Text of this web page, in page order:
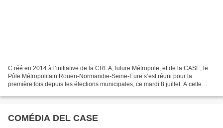
C réé en 2014 à l’initiative de la CREA, future Métropole, et de la CASE, le
Pôle Métropolitain Rouen-Normandie-Seine-Eure s’est réuni pour la
première fois depuis les élections municipales, ce mardi 8 juillet. A cette
COMÉDIA DEL CASE